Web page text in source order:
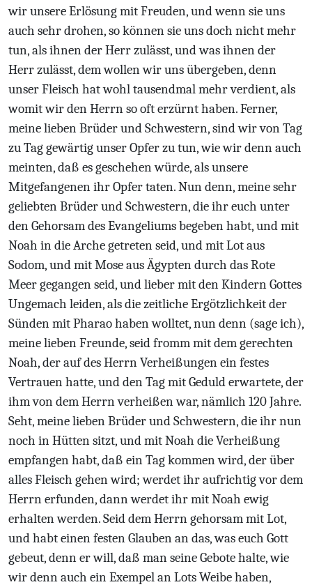
wir unsere Erlösung mit Freuden, und wenn sie uns
auch sehr drohen, so können sie uns doch nicht mehr
tun, als ihnen der Herr zulässt, und was ihnen der
Herr zulässt, dem wollen wir uns übergeben, denn
unser Fleisch hat wohl tausendmal mehr verdient, als
womit wir den Herrn so oft erzürnt haben. Ferner,
meine lieben Brüder und Schwestern, sind wir von Tag
zu Tag gewärtig unser Opfer zu tun, wie wir denn auch
meinten, daß es geschehen würde, als unsere
Mitgefangenen ihr Opfer taten. Nun denn, meine sehr
geliebten Brüder und Schwestern, die ihr euch unter
den Gehorsam des Evangeliums begeben habt, und mit
Noah in die Arche getreten seid, und mit Lot aus
Sodom, und mit Mose aus Ägypten durch das Rote
Meer gegangen seid, und lieber mit den Kindern Gottes
Ungemach leiden, als die zeitliche Ergötzlichkeit der
Sünden mit Pharao haben wolltet, nun denn (sage ich),
meine lieben Freunde, seid fromm mit dem gerechten
Noah, der auf des Herrn Verheißungen ein festes
Vertrauen hatte, und den Tag mit Geduld erwartete, der
ihm von dem Herrn verheißen war, nämlich 120 Jahre.
Seht, meine lieben Brüder und Schwestern, die ihr nun
noch in Hütten sitzt, und mit Noah die Verheißung
empfangen habt, daß ein Tag kommen wird, der über
alles Fleisch gehen wird; werdet ihr aufrichtig vor dem
Herrn erfunden, dann werdet ihr mit Noah ewig
erhalten werden. Seid dem Herrn gehorsam mit Lot,
und habt einen festen Glauben an das, was euch Gott
gebeut, denn er will, daß man seine Gebote halte, wie
wir denn auch ein Exempel an Lots Weibe haben,